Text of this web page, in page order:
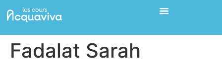
Fadalat Sarah